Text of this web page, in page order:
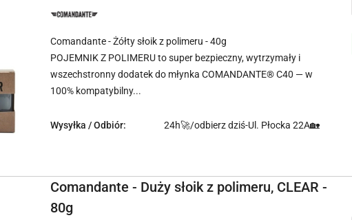
NAZWA
PRODUCENTA:
Comandante - Żółty słoik z polimeru - 40g
POJEMNIK Z POLIMERU to super bezpieczny, wytrzymały i
wszechstronny dodatek do młynka COMANDANTE® C40 — w
100% kompatybilny...
Wysyłka / Odbiór: 24h🚀/odbierz dziś-Ul. Płocka 22A🏡
Comandante - Duży słoik z polimeru, CLEAR -
80g